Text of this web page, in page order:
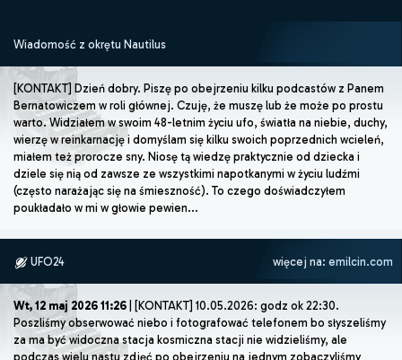
Wiadomość z okrętu Nautilus
[KONTAKT] Dzień dobry. Piszę po obejrzeniu kilku podcastów z Panem
Bernatowiczem w roli głównej. Czuję, że muszę lub że może po prostu
warto. Widziałem w swoim 48-letnim życiu ufo, światła na niebie, duchy,
wierzę w reinkarnację i domyślam się kilku swoich poprzednich wcieleń,
miałem też prorocze sny. Niosę tą wiedzę praktycznie od dziecka i
dziele się nią od zawsze ze wszystkimi napotkanymi w życiu ludźmi
(często narażając się na śmieszność). To czego doświadczyłem
poukładało w mi w głowie pewien...
UFO24 więcej na: emilcin.com
Wt, 12 maj 2026 11:26 | [KONTAKT] 10.05.2026: godz ok 22:30.
Poszliśmy obserwować niebo i fotografować telefonem bo słyszeliśmy
za ma być widoczna stacja kosmiczna stacji nie widzieliśmy, ale
podczas wielu nastu zdjęć po obejrzeniu na jednym zobaczyliśmy